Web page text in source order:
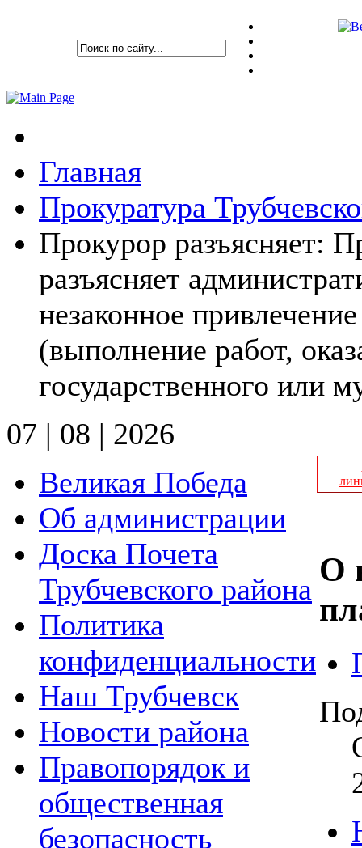
Главная
Прокуратура
Прокурор разъясняет:
разъясняет
незаконное
(выполнение работ,
государственного или
07 | 08 | 2026
Великая Победа
Об администрации
Доска Почета
Трубчевского района
Политика
конфиденциальности
Наш Трубчевск
Новости района
Правопорядок и
общественная
безопасность
О